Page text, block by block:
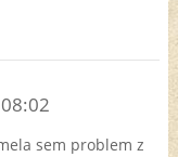
sem problem z